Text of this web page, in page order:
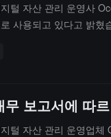
털 자산 관리 운영사
사용되고 있다고 밝
보고서에 따
털 자산 관리 운영업